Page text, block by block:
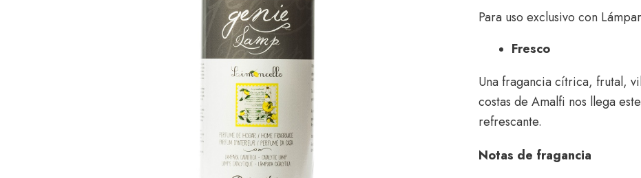
Para uso exclusivo con
Fresco
Una fragancia cítrica, frutal,
costas de Amalfi nos llega
refrescante.
Notas de fragancia